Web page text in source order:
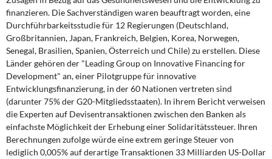
finanzieren. Die Sachverständigen waren beauftragt worden, eine
Durchführbarkeitsstudie für 12 Regierungen (Deutschland,
Großbritannien, Japan, Frankreich, Belgien, Korea, Norwegen,
Senegal, Brasilien, Spanien, Österreich und Chile) zu erstellen. Diese
Länder gehören der "Leading Group on Inno­vative Financing for
Development" an, einer Pilotgruppe für innovative
Entwicklungsfinanzierung, in der 60 Nationen vertreten sind
(darunter 75% der G20-Mitgliedsstaaten). In ihrem Bericht ver­weisen
die Experten auf Devisentransaktionen zwischen den Banken als
einfachste Möglichkeit der Erhebung einer Solidaritätssteuer. Ihren
Berechnungen zufolge würde eine extrem geringe Steuer von
lediglich 0,005% auf derartige Transaktionen 33 Milliarden US-Dollar